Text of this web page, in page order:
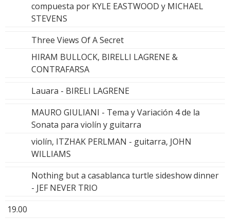
compuesta por KYLE EASTWOOD y MICHAEL
STEVENS
Three Views Of A Secret
HIRAM BULLOCK, BIRELLI LAGRENE &
CONTRAFARSA
Lauara - BIRELI LAGRENE
MAURO GIULIANI - Tema y Variación 4 de la
Sonata para violín y guitarra
violín, ITZHAK PERLMAN - guitarra, JOHN
WILLIAMS
Nothing but a casablanca turtle sideshow dinner
- JEF NEVER TRIO
19.00